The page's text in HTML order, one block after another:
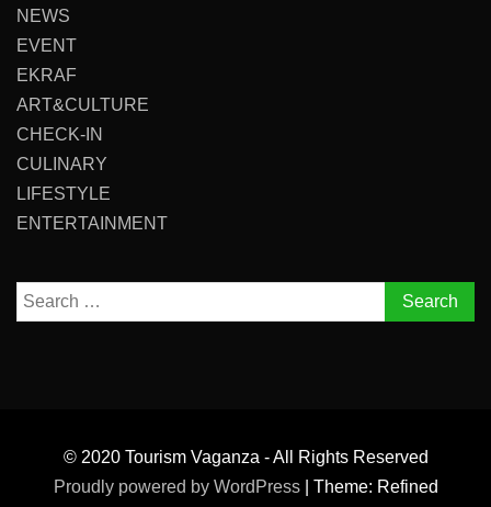
NEWS
EVENT
EKRAF
ART&CULTURE
CHECK-IN
CULINARY
LIFESTYLE
ENTERTAINMENT
Search
for:
© 2020 Tourism Vaganza - All Rights Reserved
Proudly powered by WordPress
Theme: Refined